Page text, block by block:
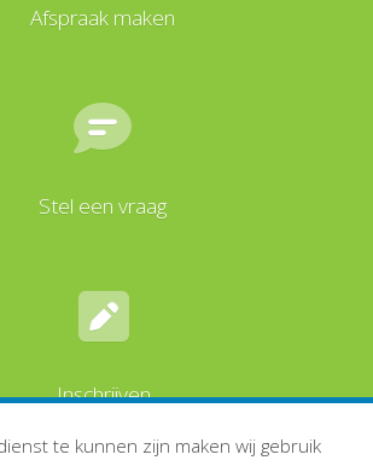
Afspraak maken
Stel een vraag
Inschrijven
te kunnen zijn maken wij gebruik